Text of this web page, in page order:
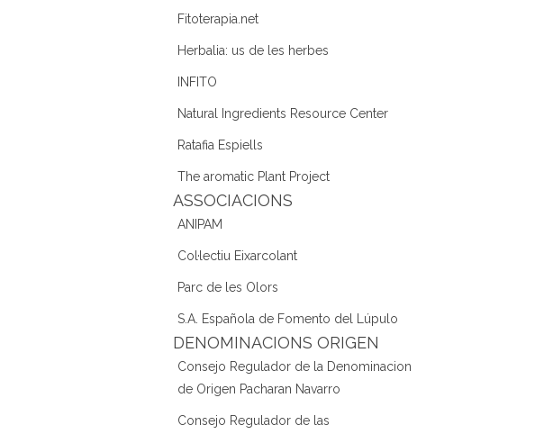
Fitoterapia.net
Herbalia: us de les herbes
INFITO
Natural Ingredients Resource Center
Ratafia Espiells
The aromatic Plant Project
ASSOCIACIONS
ANIPAM
Col·lectiu Eixarcolant
Parc de les Olors
S.A. Española de Fomento del Lúpulo
DENOMINACIONS ORIGEN
Consejo Regulador de la Denominacion
de Origen Pacharan Navarro
Consejo Regulador de las